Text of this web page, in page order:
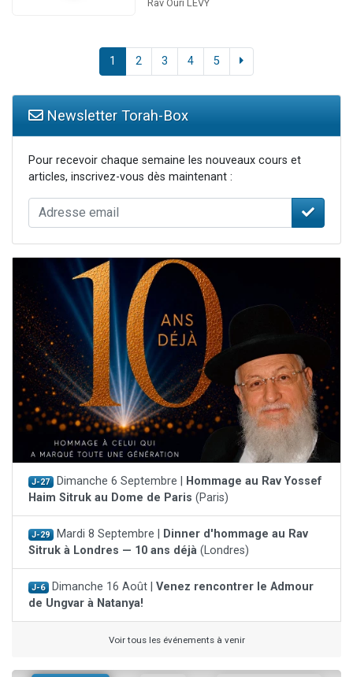
Rav Ouri LÉVY
1 2 3 4 5
Newsletter Torah-Box
Pour recevoir chaque semaine les nouveaux cours et
articles, inscrivez-vous dès maintenant :
J-27 Dimanche 6 Septembre |
Hommage au Rav Yossef
Haim Sitruk au Dome de Paris (Paris)
J-29 Mardi 8 Septembre |
Dinner d'hommage au Rav
Sitruk à Londres — 10 ans déjà (Londres)
J-6 Dimanche 16 Août | Venez rencontrer le Admour
de Ungvar à Natanya!
Voir tous les événements à venir